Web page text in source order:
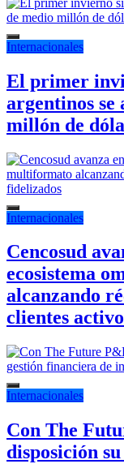
Internacionales
El primer
argentinos
millón de
Internacionales
Cencosud
ecosistema
alcanzando
clientes
Internacionales
Con The
disposición